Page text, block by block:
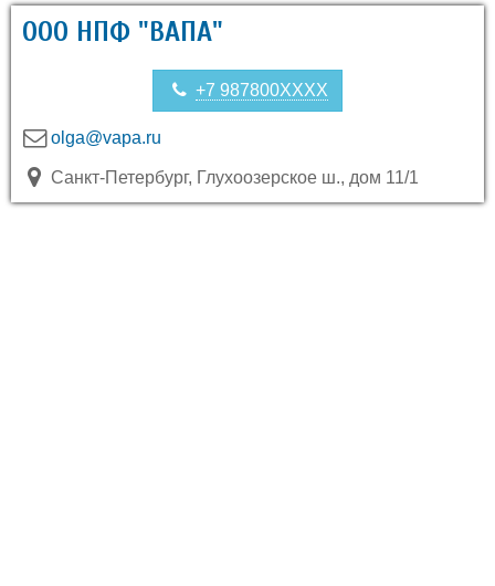
ООО НПФ "ВАПА"
+7 987800XXXX
olga@vapa.ru
Санкт-Петербург, Глухоозерское ш., дом 11/1